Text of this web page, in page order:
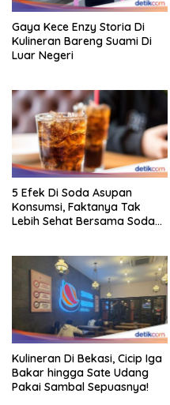
Gaya Kece Enzy Storia Di
Kulineran Bareng Suami Di
Luar Negeri
5 Efek Di Soda Asupan
Konsumsi, Faktanya Tak
Lebih Sehat Bersama Soda
Kulineran Di Bekasi, Cicip Iga
Bakar hingga Sate Udang
Pakai Sambal Sepuasnya!